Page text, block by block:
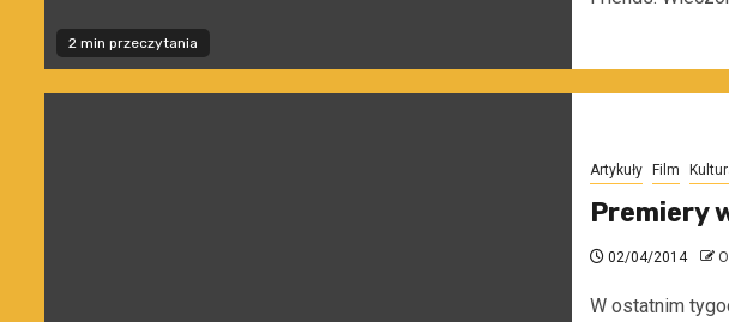
2 min przeczytania
Artykuły Film
Premiery
02/04/2014
W ostatnim